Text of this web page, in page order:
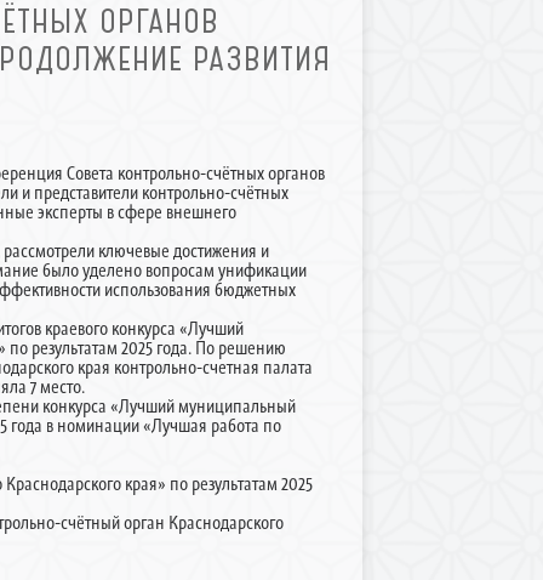
ОРГАНОВ
РАЗВИТИЯ
Совета контрольно-счётных органов
и представители контрольно-счётных
эксперты в сфере внешнего
ключевые достижения и
было уделено вопросам унификации
использования бюджетных
краевого конкурса «Лучший
результатам 2025 года. По решению
края контрольно-счетная палата
7 место.
конкурса «Лучший муниципальный
года в номинации «Лучшая работа по
края» по результатам 2025
счётный орган Краснодарского